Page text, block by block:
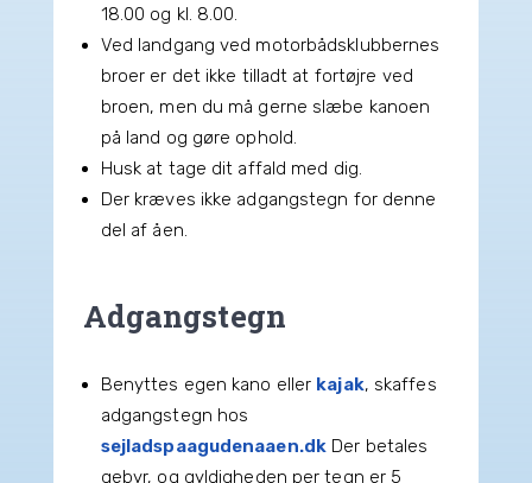
18.00 og kl. 8.00.
Ved landgang ved motorbådsklubbernes
broer er det ikke tilladt at fortøjre ved
broen, men du må gerne slæbe kanoen
på land og gøre ophold.
Husk at tage dit affald med dig.
Der kræves ikke adgangstegn for denne
del af åen.
Adgangstegn
Benyttes egen kano eller kajak, skaffes
adgangstegn hos
sejladspaagudenaaen.dk Der betales
gebyr, og gyldigheden per tegn er 5